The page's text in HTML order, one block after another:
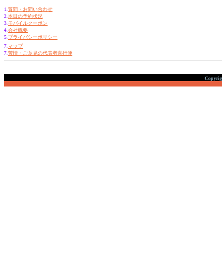
1. 質問・お問い合わせ
2. 本日の予約状況
3. モバイルクーポン
4. 会社概要
5. プライバシーポリシー
7. マップ
7. 苦情・ご意見の代表者直行便